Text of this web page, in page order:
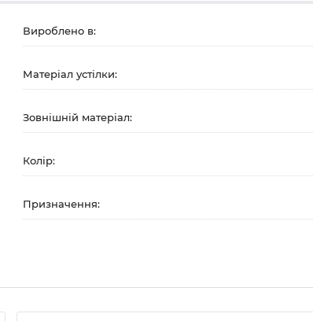
Вироблено в:
Матеріал устілки:
Зовнішній матеріал:
Колір:
Призначення: